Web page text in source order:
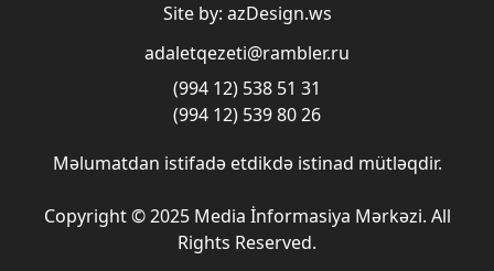
Site by: azDesign.ws
adaletqezeti@rambler.ru
(994 12) 538 51 31
(994 12) 539 80 26
Məlumatdan istifadə etdikdə istinad mütləqdir.
Copyright © 2025 Media İnformasiya Mərkəzi. All
Rights Reserved.